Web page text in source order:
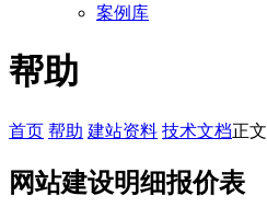
案例库
帮助
首页 帮助 建站资料 技术文档正文
网站建设明细报价表